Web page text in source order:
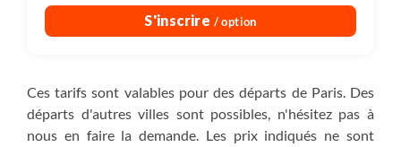
S'inscrire / option
Ces tarifs sont valables pour des départs de Paris. Des
départs d'autres villes sont possibles, n'hésitez pas à
nous en faire la demande. Les prix indiqués ne sont